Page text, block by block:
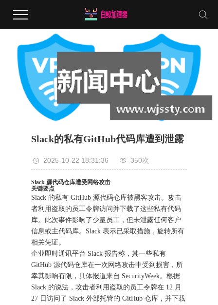
Slack的私有GitHub代码库遭到泄露
2025-10-22 18:31:36 350次
Slack 源代码仓库遭受网络攻击
关键要点
Slack 的私有 GitHub 源代码仓库被黑客攻击。攻击
者利用盗取的员工令牌访问并下载了这些私有代码
库。此次事件影响了少量员工，但未泄露任何客户
信息或主代码库。Slack 表示已采取措施，旋转所有
相关凭证。
企业即时通讯平台 Slack 报告称，其一些私有
GitHub 源代码仓库在一次网络攻击中受到损害，所
幸其影响有限，具体报道来自 SecurityWeek。根据
Slack 的说法，攻击者利用盗取的员工令牌在 12 月
27 日访问了 Slack 外部托管的 GitHub 仓库，并下载